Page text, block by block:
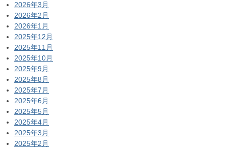
2026年3月
2026年2月
2026年1月
2025年12月
2025年11月
2025年10月
2025年9月
2025年8月
2025年7月
2025年6月
2025年5月
2025年4月
2025年3月
2025年2月